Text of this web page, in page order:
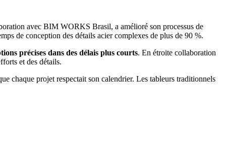
avec BIM WORKS Brasil, a amélioré son processus de
de conception des détails acier complexes de plus de 90 %.
précises dans des délais plus courts. En étroite collaboration
et des détails.
chaque projet respectait son calendrier. Les tableurs traditionnels